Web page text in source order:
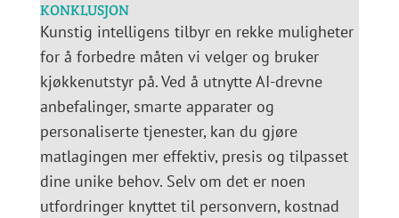
KONKLUSJON
Kunstig intelligens tilbyr en rekke muligheter
for å forbedre måten vi velger og bruker
kjøkkenutstyr på. Ved å utnytte AI-drevne
anbefalinger, smarte apparater og
personaliserte tjenester, kan du gjøre
matlagingen mer effektiv, presis og tilpasset
dine unike behov. Selv om det er noen
utfordringer knyttet til personvern, kostnad